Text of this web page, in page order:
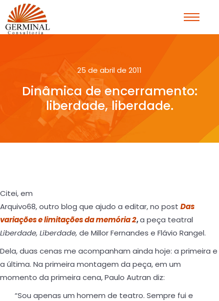
25 de abril de 2011
Dinâmica de encerramento:
liberdade, liberdade.
Citei, em
Arquivo68, outro blog que ajudo a editar, no post Das
variações e limitações da memória 2,a peça teatral
Liberdade, Liberdade, de Millor Fernandes e Flávio Rangel.
Dela, duas cenas me acompanham ainda hoje: a primeira e
a última. Na primeira montagem da peça, em um
momento da primeira cena, Paulo Autran diz:
“Sou apenas um homem de teatro. Sempre fui e